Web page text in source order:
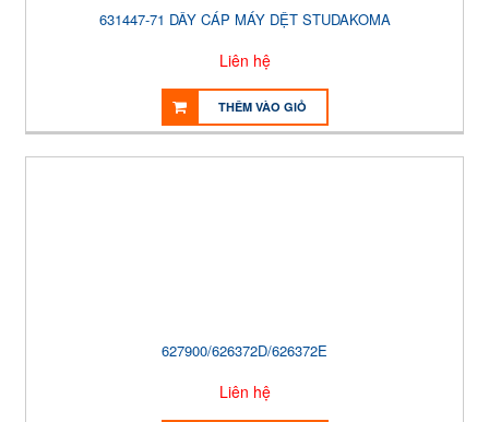
631447-71 DÂY CÁP MÁY DỆT STUDAKOMA
Liên hệ
THÊM VÀO GIỎ
627900/626372D/626372E
Liên hệ